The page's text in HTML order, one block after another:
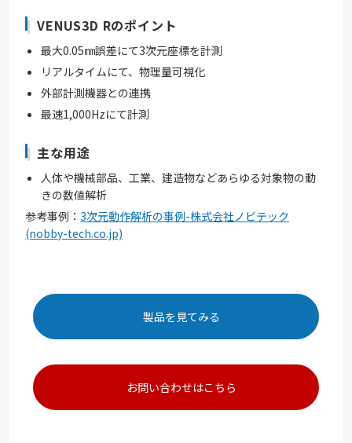
VENUS3D Rのポイント
最大0.05㎜誤差にて3次元座標を計測
リアルタイムにて、物理量可視化
外部計測機器との連携
最速1,000Hzにて計測
主な用途
人体や機械部品、工業、建造物などあらゆる対象物の動
きの数値解析
参考事例：3次元動作解析の事例-株式会社ノビテック
(nobby-tech.co.jp)
製品を見てみる
お問い合わせはこちら